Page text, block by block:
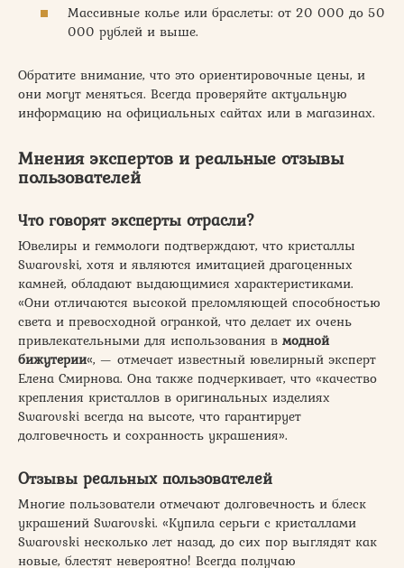
Массивные колье или браслеты: от 20 000 до 50
000 рублей и выше.
Обратите внимание, что это ориентировочные цены, и
они могут меняться. Всегда проверяйте актуальную
информацию на официальных сайтах или в магазинах.
Мнения экспертов и реальные отзывы
пользователей
Что говорят эксперты отрасли?
Ювелиры и геммологи подтверждают, что кристаллы
Swarovski, хотя и являются имитацией драгоценных
камней, обладают выдающимися характеристиками.
«Они отличаются высокой преломляющей способностью
света и превосходной огранкой, что делает их очень
привлекательными для использования в модной
бижутерии«, — отмечает известный ювелирный эксперт
Елена Смирнова. Она также подчеркивает, что «качество
крепления кристаллов в оригинальных изделиях
Swarovski всегда на высоте, что гарантирует
долговечность и сохранность украшения».
Отзывы реальных пользователей
Многие пользователи отмечают долговечность и блеск
украшений Swarovski. «Купила серьги с кристаллами
Swarovski несколько лет назад, до сих пор выглядят как
новые, блестят невероятно! Всегда получаю